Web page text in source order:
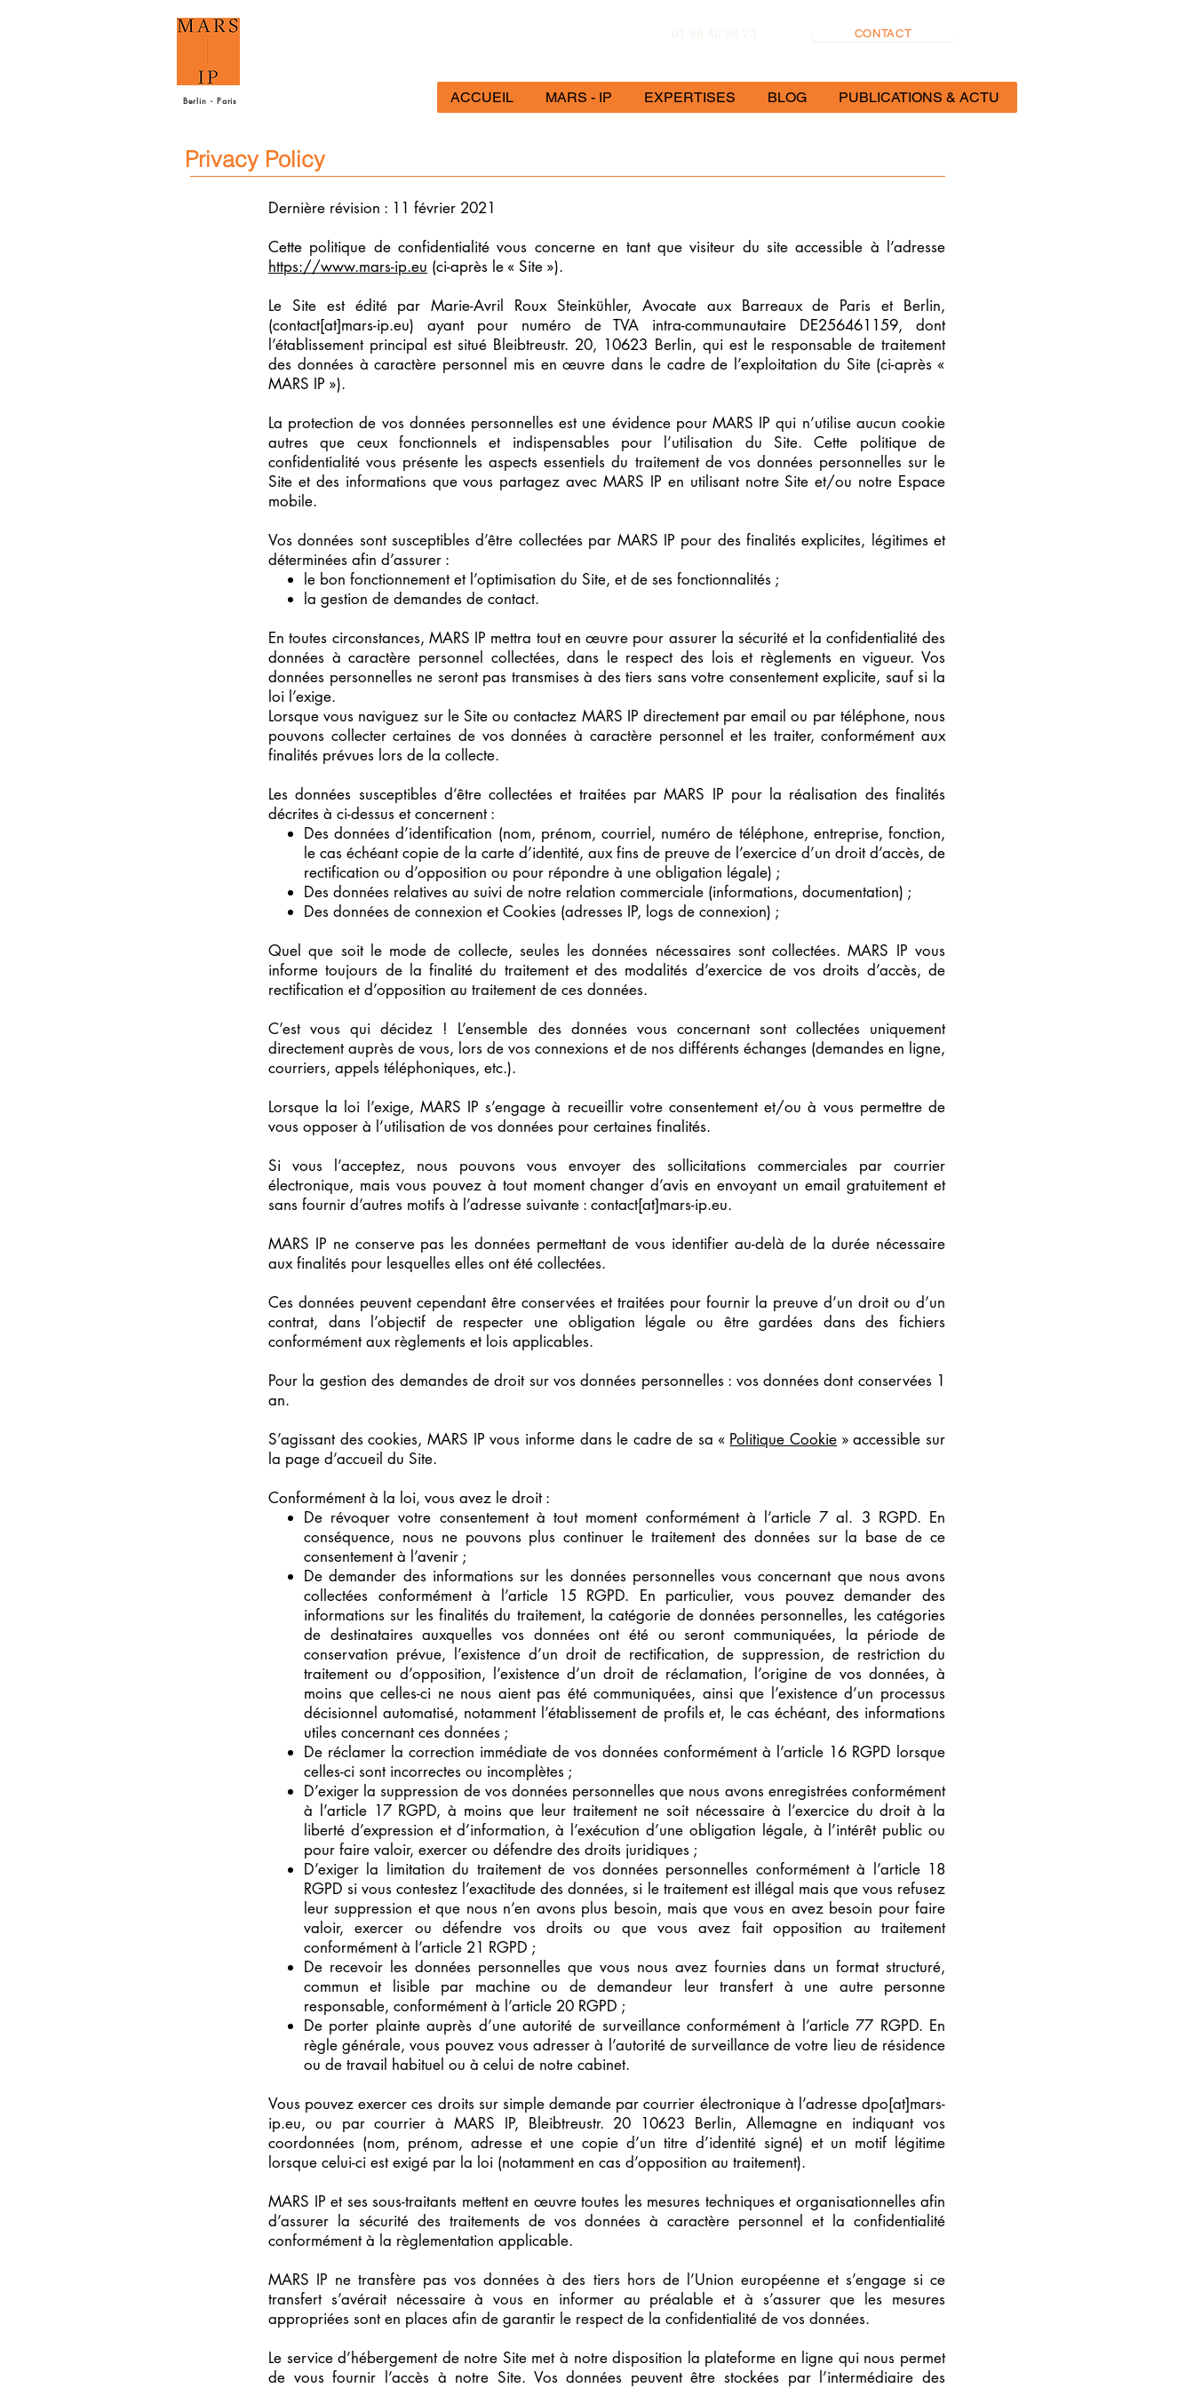
Berlin - Paris
CONTACT
ACCUEIL MARS - IP EXPERTISES BLOG PUBLICATIONS & ACTU
Privacy Policy
Dernière révision : 11 février 2021
Cette politique de confidentialité vous concerne en tant que visiteur du site accessible à l’adresse
https://www.mars-ip.eu (ci-après le « Site »).
Le Site est édité par Marie-Avril Roux Steinkühler, Avocate aux Barreaux de Paris et Berlin,
(contact[at]mars-ip.eu) ayant pour numéro de TVA intra-communautaire DE256461159, dont
l’établissement principal est situé Bleibtreustr. 20, 10623 Berlin, qui est le responsable de traitement
des données à caractère personnel mis en œuvre dans le cadre de l’exploitation du Site (ci-après «
MARS IP »).
La protection de vos données personnelles est une évidence pour MARS IP qui n’utilise aucun cookie
autres que ceux fonctionnels et indispensables pour l’utilisation du Site. Cette politique de
confidentialité vous présente les aspects essentiels du traitement de vos données personnelles sur le
Site et des informations que vous partagez avec MARS IP en utilisant notre Site et/ou notre Espace
mobile.
Vos données sont susceptibles d’être collectées par MARS IP pour des finalités explicites, légitimes et
déterminées afin d’assurer :
le bon fonctionnement et l’optimisation du Site, et de ses fonctionnalités ;
la gestion de demandes de contact.
En toutes circonstances, MARS IP mettra tout en œuvre pour assurer la sécurité et la confidentialité des
données à caractère personnel collectées, dans le respect des lois et règlements en vigueur. Vos
données personnelles ne seront pas transmises à des tiers sans votre consentement explicite, sauf si la
loi l’exige.
Lorsque vous naviguez sur le Site ou contactez MARS IP directement par email ou par téléphone, nous
pouvons collecter certaines de vos données à caractère personnel et les traiter, conformément aux
finalités prévues lors de la collecte.
Les données susceptibles d’être collectées et traitées par MARS IP pour la réalisation des finalités
décrites à ci-dessus et concernent :
Des données d’identification (nom, prénom, courriel, numéro de téléphone, entreprise, fonction,
le cas échéant copie de la carte d’identité, aux fins de preuve de l’exercice d’un droit d’accès, de
rectification ou d’opposition ou pour répondre à une obligation légale) ;
Des données relatives au suivi de notre relation commerciale (informations, documentation) ;
Des données de connexion et Cookies (adresses IP, logs de connexion) ;
Quel que soit le mode de collecte, seules les données nécessaires sont collectées. MARS IP vous
informe toujours de la finalité du traitement et des modalités d’exercice de vos droits d’accès, de
rectification et d’opposition au traitement de ces données.
C’est vous qui décidez ! L’ensemble des données vous concernant sont collectées uniquement
directement auprès de vous, lors de vos connexions et de nos différents échanges (demandes en ligne,
courriers, appels téléphoniques, etc.).
Lorsque la loi l’exige, MARS IP s’engage à recueillir votre consentement et/ou à vous permettre de
vous opposer à l’utilisation de vos données pour certaines finalités.
Si vous l’acceptez, nous pouvons vous envoyer des sollicitations commerciales par courrier
électronique, mais vous pouvez à tout moment changer d’avis en envoyant un email gratuitement et
sans fournir d’autres motifs à l’adresse suivante : contact[at]mars-ip.eu.
MARS IP ne conserve pas les données permettant de vous identifier au-delà de la durée nécessaire
aux finalités pour lesquelles elles ont été collectées.
Ces données peuvent cependant être conservées et traitées pour fournir la preuve d’un droit ou d’un
contrat, dans l’objectif de respecter une obligation légale ou être gardées dans des fichiers
conformément aux règlements et lois applicables.
Pour la gestion des demandes de droit sur vos données personnelles : vos données dont conservées 1
an.
S’agissant des cookies, MARS IP vous informe dans le cadre de sa « Politique Cookie » accessible sur
la page d’accueil du Site.
Conformément à la loi, vous avez le droit :
De révoquer votre consentement à tout moment conformément à l’article 7 al. 3 RGPD. En
conséquence, nous ne pouvons plus continuer le traitement des données sur la base de ce
consentement à l’avenir ;
De demander des informations sur les données personnelles vous concernant que nous avons
collectées conformément à l’article 15 RGPD. En particulier, vous pouvez demander des
informations sur les finalités du traitement, la catégorie de données personnelles, les catégories
de destinataires auxquelles vos données ont été ou seront communiquées, la période de
conservation prévue, l’existence d’un droit de rectification, de suppression, de restriction du
traitement ou d’opposition, l’existence d’un droit de réclamation, l’origine de vos données, à
moins que celles-ci ne nous aient pas été communiquées, ainsi que l’existence d’un processus
décisionnel automatisé, notamment l’établissement de profils et, le cas échéant, des informations
utiles concernant ces données ;
De réclamer la correction immédiate de vos données conformément à l’article 16 RGPD lorsque
celles-ci sont incorrectes ou incomplètes ;
D’exiger la suppression de vos données personnelles que nous avons enregistrées conformément
à l’article 17 RGPD, à moins que leur traitement ne soit nécessaire à l’exercice du droit à la
liberté d’expression et d’information, à l’exécution d’une obligation légale, à l’intérêt public ou
pour faire valoir, exercer ou défendre des droits juridiques ;
D’exiger la limitation du traitement de vos données personnelles conformément à l’article 18
RGPD si vous contestez l’exactitude des données, si le traitement est illégal mais que vous refusez
leur suppression et que nous n’en avons plus besoin, mais que vous en avez besoin pour faire
valoir, exercer ou défendre vos droits ou que vous avez fait opposition au traitement
conformément à l’article 21 RGPD ;
De recevoir les données personnelles que vous nous avez fournies dans un format structuré,
commun et lisible par machine ou de demandeur leur transfert à une autre personne
responsable, conformément à l’article 20 RGPD ;
De porter plainte auprès d’une autorité de surveillance conformément à l’article 77 RGPD. En
règle générale, vous pouvez vous adresser à l’autorité de surveillance de votre lieu de résidence
ou de travail habituel ou à celui de notre cabinet.
Vous pouvez exercer ces droits sur simple demande par courrier électronique à l’adresse dpo[at]mars-
ip.eu, ou par courrier à MARS IP, Bleibtreustr. 20 10623 Berlin, Allemagne en indiquant vos
coordonnées (nom, prénom, adresse et une copie d’un titre d’identité signé) et un motif légitime
lorsque celui-ci est exigé par la loi (notamment en cas d’opposition au traitement).
MARS IP et ses sous-traitants mettent en œuvre toutes les mesures techniques et organisationnelles afin
d’assurer la sécurité des traitements de vos données à caractère personnel et la confidentialité
conformément à la règlementation applicable.
MARS IP ne transfère pas vos données à des tiers hors de l’Union européenne et s’engage si ce
transfert s’avérait nécessaire à vous en informer au préalable et à s’assurer que les mesures
appropriées sont en places afin de garantir le respect de la confidentialité de vos données.
Le service d’hébergement de notre Site met à notre disposition la plateforme en ligne qui nous permet
de vous fournir l’accès à notre Site. Vos données peuvent être stockées par l’intermédiaire des